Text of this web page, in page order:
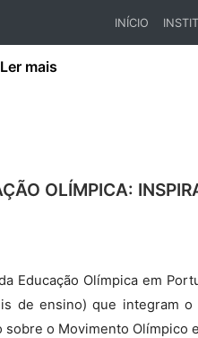
INÍCIO
Ler mais
OLÍMPICA:
Educação Olímpica em
de ensino) que integram o
o Movimento Olímpico